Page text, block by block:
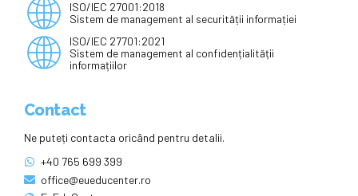
ISO/IEC 27001:2018
Sistem de management al securității informației
ISO/IEC 27701:2021
Sistem de management al confidențialității
informațiilor
Contact
Ne puteți contacta oricând pentru detalii.
+40 765 699 399
office@eueducenter.ro